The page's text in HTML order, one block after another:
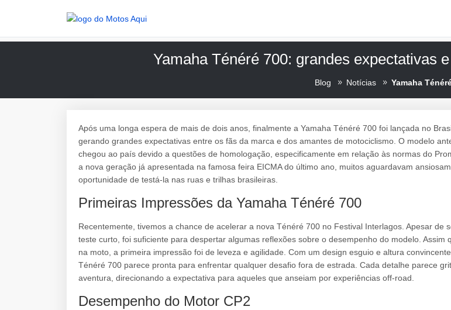
Yamaha Ténéré 700: grandes expectativas
Blog Notícias Yamaha
Após uma longa espera de mais de dois anos, finalmente a Yamaha Ténéré 700 foi lançada no
gerando grandes expectativas entre os fãs da marca e dos amantes de motociclismo. O modelo
chegou ao país devido a questões de homologação, especificamente em relação às normas do
a nova geração já apresentada na famosa feira EICMA do último ano, muitos aguardavam
oportunidade de testá-la nas ruas e trilhas brasileiras.
Primeiras Impressões da Yamaha Ténéré 700
Recentemente, tivemos a chance de acelerar a nova Ténéré 700 no Festival Interlagos. Apesar de
teste curto, foi suficiente para despertar algumas reflexões sobre o desempenho do modelo. Assim
na moto, a primeira impressão foi de leveza e agilidade. Com um design esguio e altura
Ténéré 700 parece pronta para enfrentar qualquer desafio fora de estrada. Cada detalhe parece
aventura, direcionando a expectativa para aqueles que anseiam por experiências off-road.
Desempenho do Motor CP2